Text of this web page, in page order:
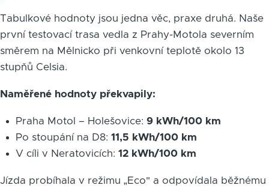
Tabulkové hodnoty jsou jedna věc, praxe druhá. Naše
první testovací trasa vedla z Prahy-Motola severním
směrem na Mělnicko při venkovní teplotě okolo 13
stupňů Celsia.
Naměřené hodnoty překvapily:
Praha Motol – Holešovice: 9 kWh/100 km
Po stoupání na D8: 11,5 kWh/100 km
V cíli v Neratovicích: 12 kWh/100 km
Jízda probíhala v režimu „Eco" a odpovídala běžnému